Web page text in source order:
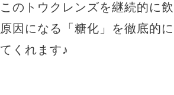
このトウクレンズを継続的に
原因になる「糖化」を徹底的
てくれます♪